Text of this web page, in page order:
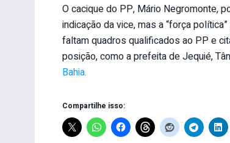
O cacique do PP, Mário Negromonte,
indicação da vice, mas a “força
faltam quadros qualificados ao PP e
posição, como a prefeita de Jequié,
Bahia.
Compartilhe isso: